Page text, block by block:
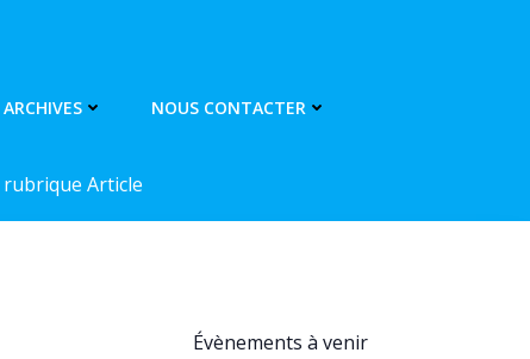
ARCHIVES NOUS CONTACTER
Article
Évènements à venir